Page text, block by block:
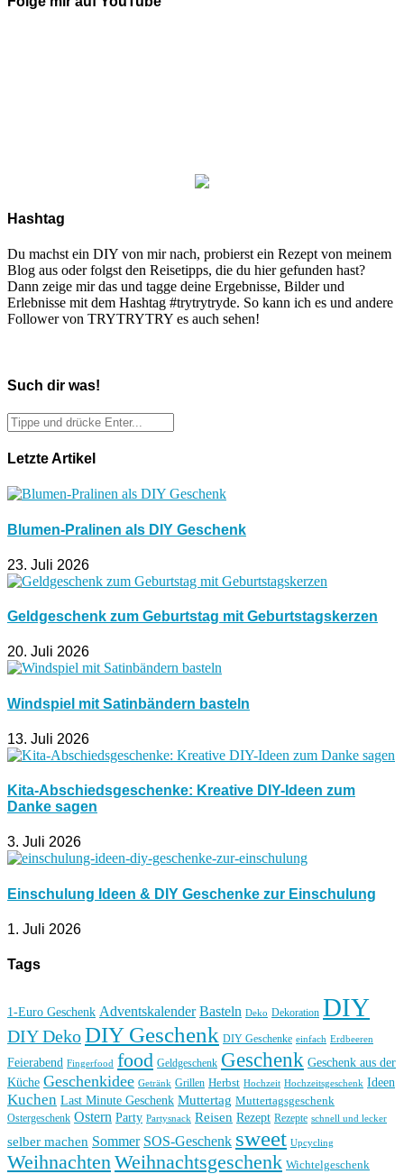
Hashtag
Du machst ein DIY von mir nach, probierst ein Rezept von meinem
Blog aus oder folgst den Reisetipps, die du hier gefunden hast?
Dann zeige mir das und tagge deine Ergebnisse, Bilder und
Erlebnisse mit dem Hashtag #trytrytryde. So kann ich es und andere
Follower von TRYTRYTRY es auch sehen!
Such dir was!
Letzte Artikel
Blumen-Pralinen als DIY Geschenk
23. Juli 2026
Geldgeschenk zum Geburtstag mit Geburtstagskerzen
20. Juli 2026
Windspiel mit Satinbändern basteln
13. Juli 2026
Kita-Abschiedsgeschenke: Kreative DIY-Ideen zum
Danke sagen
3. Juli 2026
Einschulung Ideen & DIY Geschenke zur Einschulung
1. Juli 2026
Tags
1-Euro Geschenk Adventskalender Basteln Deko Dekoration DIY
DIY DekoDIY Geschenk DIY Geschenke einfach Erdbeeren
Feierabend Fingerfood food Geldgeschenk Geschenk Geschenk aus der
Küche Geschenkidee Getränk Grillen Herbst Hochzeit Hochzeitsgeschenk Ideen
Kuchen Last Minute Geschenk Muttertag Muttertagsgeschenk
Ostergeschenk Ostern Party Partysnack Reisen Rezept Rezepte schnell und lecker
selber machen Sommer SOS-Geschenk sweet Upcycling
Weihnachten Weihnachtsgeschenk Wichtelgeschenk